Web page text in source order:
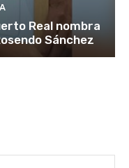
Real nombra
Sánchez